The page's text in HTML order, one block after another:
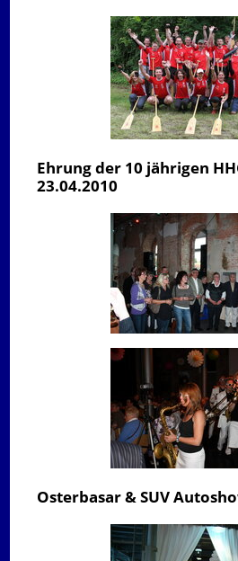
Ehrung der 10 jährigen
23.04.2010
Osterbasar & SUV